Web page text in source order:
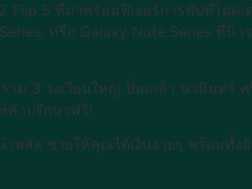
5 ที่มาพร้อมฟีเจอร์การพับที่โดดเ
หรือ Galaxy Note Series ที่นี่
ม 3 วงเวียนใหญ่ ปิ่นเกล้า นวมินทร์
คำปรึกษาฟรี!
พลัส ช่วยให้คุณได้เงินง่ายๆ พร้อมทั้ง